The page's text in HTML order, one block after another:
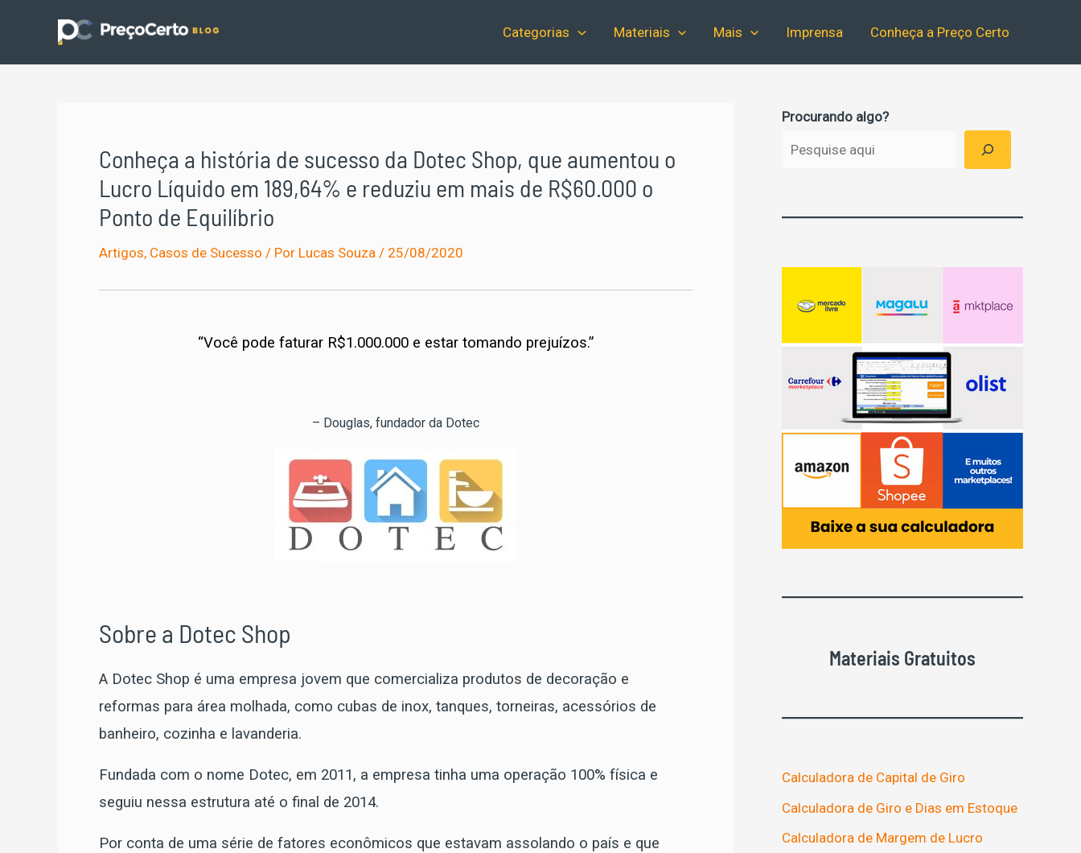
o
Categorias Materiais Mais Imprensa Conheça a Preço Certo
Conheça a história de sucesso da Dotec Shop, que aumentou o
Lucro Líquido em 189,64% e reduziu em mais de R$60.000 o
Ponto de Equilíbrio
Artigos, Casos de Sucesso / Por Lucas Souza / 25/08/2020
“Você pode faturar R$1.000.000 e estar tomando prejuízos.”
– Douglas, fundador da Dotec
Sobre a Dotec Shop
A Dotec Shop é uma empresa jovem que comercializa produtos de decoração e
reformas para área molhada, como cubas de inox, tanques, torneiras, acessórios de
banheiro, cozinha e lavanderia.
Fundada com o nome Dotec, em 2011, a empresa tinha uma operação 100% física e
seguiu nessa estrutura até o final de 2014.
Por conta de uma série de fatores econômicos que estavam assolando o país e que
Procurando algo?
Materiais Gratuitos
Calculadora de Capital de Giro
Calculadora de Giro e Dias em Estoque
Calculadora de Margem de Lucro